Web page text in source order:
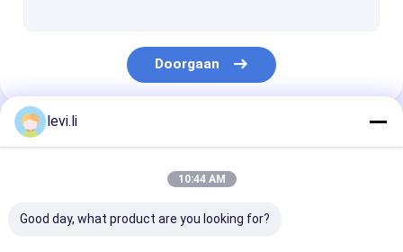
Doorgaan
Onze Categorieën
levi.li
10:44 AM
Good day, what product are you looking for?